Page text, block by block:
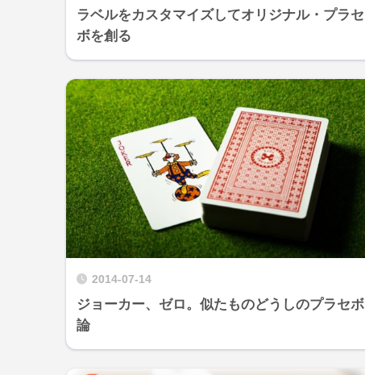
ラベルをカスタマイズしてオリジナル・プラセ
ボを創る
2014-07-14
ジョーカー、ゼロ。似たものどうしのプラセボ
論